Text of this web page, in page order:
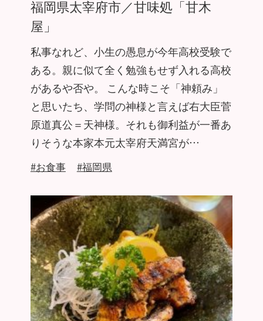
福岡県太宰府市／甘味処「甘木
屋」
私事なれど、小生の愚息が今年高校受験で
ある。親に似て全く勉強もせず入れる高校
があるや否や。 こんな時こそ「神頼み」
と思いたち、学問の神様と言えば右大臣菅
原道真公＝天神様。それも御利益が一番あ
りそうな本家本元太宰府天満宮が…
#お食事 #福岡県